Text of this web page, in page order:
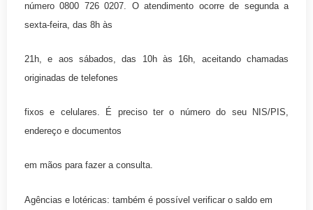
número 0800 726 0207. O atendimento ocorre de segunda a
sexta-feira, das 8h às
21h, e aos sábados, das 10h às 16h, aceitando chamadas
originadas de telefones
fixos e celulares. É preciso ter o número do seu NIS/PIS,
endereço e documentos
em mãos para fazer a consulta.
Agências e lotéricas: também é possível verificar o saldo em